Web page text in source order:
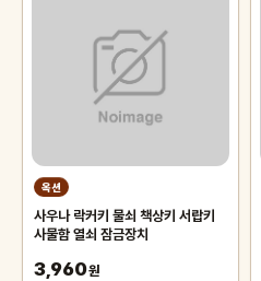
옥션
사우나 락커키 물쇠 책상키 서랍키
사물함 열쇠 잠금장치
3,960원